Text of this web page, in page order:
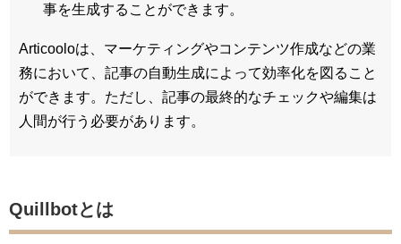
事を生成することができます。
Articooloは、マーケティングやコンテンツ作成などの業
務において、記事の自動生成によって効率化を図ること
ができます。ただし、記事の最終的なチェックや編集は
人間が行う必要があります。
Quillbotとは